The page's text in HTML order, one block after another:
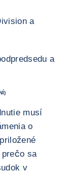
a
a
musí
o
sa
v